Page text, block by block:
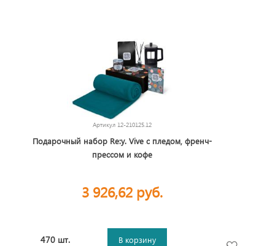
Артикул 12-210125.12
Подарочный набор Re:y. Vive с пледом, френч-
прессом и кофе
3 926,62 руб.
470 шт. В корзину